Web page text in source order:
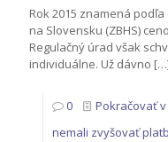
Rok 2015 znamená
na Slovensku (ZBHS)
Regulačný úrad však
individuálne. Už dávno
0 Pokračovať
nemali zvyšovať